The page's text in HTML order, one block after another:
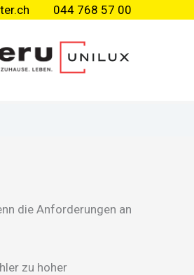
044 768 57 00
die Anforderungen an
zu hoher